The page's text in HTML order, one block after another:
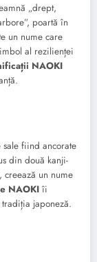
„drept,
poartă în
un nume care
al rezilienței
NAOKI
fiind ancorate
din două kanji-
un nume
NAOKI îi
japoneză.